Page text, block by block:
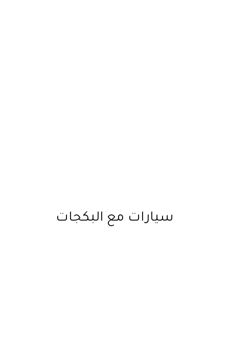
سيارات مع البكجات